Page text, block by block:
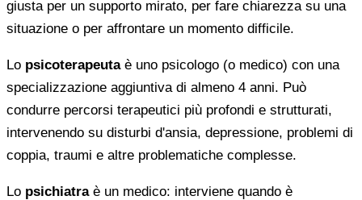
giusta per un supporto mirato, per fare chiarezza su una
situazione o per affrontare un momento difficile.
Lo psicoterapeutaè uno psicologo (o medico) con una
specializzazione aggiuntiva di almeno 4 anni. Può
condurre percorsi terapeutici più profondi e strutturati,
intervenendo su disturbi d'ansia, depressione, problemi di
coppia, traumi e altre problematiche complesse.
Lo psichiatraè un medico: interviene quando è